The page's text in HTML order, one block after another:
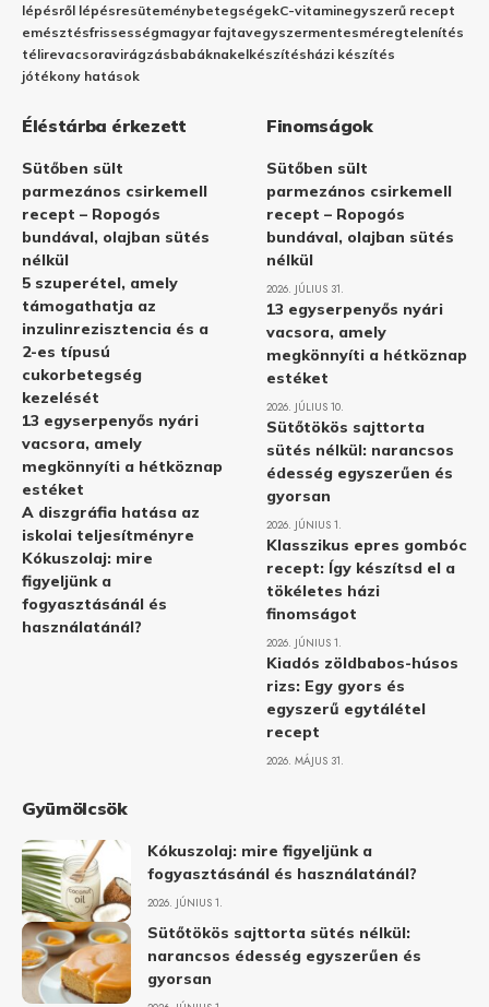
lépésről lépésresüteménybetegségekC-vitaminegyszerű recept
emésztésfrissességmagyar fajtavegyszermentesméregtelenítés
télirevacsoravirágzásbabáknakelkészítésházi készítés
jótékony hatások
Éléstárba érkezett
Sütőben sült
parmezános csirkemell
recept – Ropogós
bundával, olajban sütés
nélkül
5 szuperétel, amely
támogathatja az
inzulinrezisztencia és a
2-es típusú
cukorbetegség
kezelését
13 egyserpenyős nyári
vacsora, amely
megkönnyíti a hétköznap
estéket
A diszgráfia hatása az
iskolai teljesítményre
Kókuszolaj: mire
figyeljünk a
fogyasztásánál és
használatánál?
Finomságok
Sütőben sült
parmezános csirkemell
recept – Ropogós
bundával, olajban sütés
nélkül
2026. JÚLIUS 31.
13 egyserpenyős nyári
vacsora, amely
megkönnyíti a hétköznap
estéket
2026. JÚLIUS 10.
Sütőtökös sajttorta
sütés nélkül: narancsos
édesség egyszerűen és
gyorsan
2026. JÚNIUS 1.
Klasszikus epres gombóc
recept: Így készítsd el a
tökéletes házi
finomságot
2026. JÚNIUS 1.
Kiadós zöldbabos-húsos
rizs: Egy gyors és
egyszerű egytálétel
recept
2026. MÁJUS 31.
Gyümölcsök
Kókuszolaj: mire figyeljünk a
fogyasztásánál és használatánál?
2026. JÚNIUS 1.
Sütőtökös sajttorta sütés nélkül:
narancsos édesség egyszerűen és
gyorsan